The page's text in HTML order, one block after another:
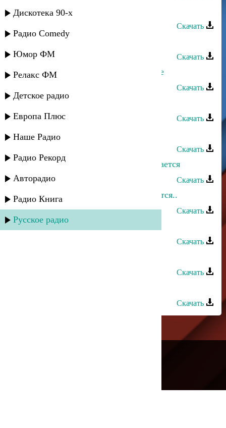
Дискотека 90-х
Радио Comedy
Юмор ФМ
Релакс ФМ
Детское радио
Европа Плюс
Наше Радио
Радио Рекорд
Авторадио
Радио Книга
Русское радио
Фатима - Я не хочу
Скачать
Фатима Багаутдинова - Алжан
Скачать
Фатима Багаутдинова - Хочу к тебе
Скачать
Даркуш группа - Фатима
Скачать
Фатима - Любовь моя
Скачать
Нариман Умаров - Бажама посвящается
Скачать
Гусейн Манапов - Брату посвящается..
Скачать
Фатима - Эти глаза
Скачать
Скачать
Скачать